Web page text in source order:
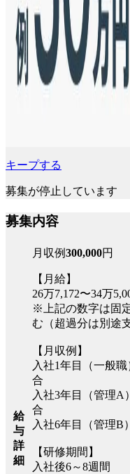
キープする
募集が停止しています
募集内容
給
与
詳
細
月収例300,000円
【月給】
26万7,172〜34万
※上記の数字は固
む（超過分は別途
【月収例】
入社1年目（一般
合
入社3年目（管理A
合
入社6年目（管理B
【研修期間】
入社後6～8週間